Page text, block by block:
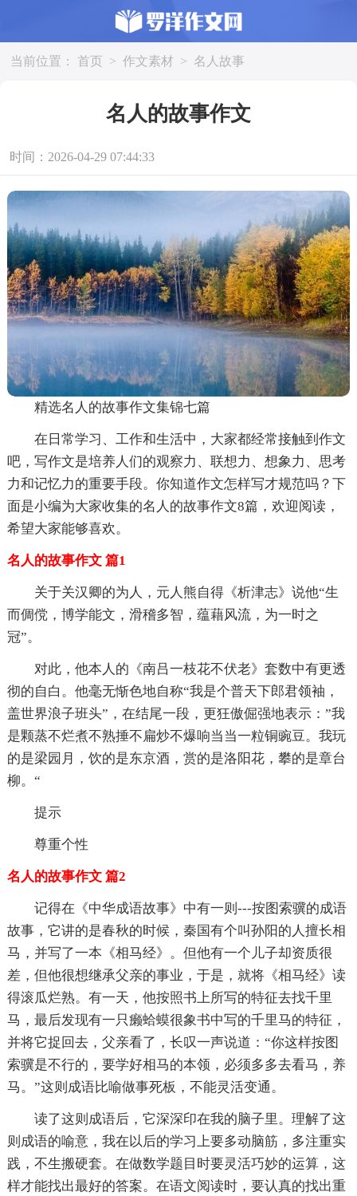
当前位置： 首页 > 作文素材 > 名人故事
名人的故事作文
时间：2026-04-29 07:44:33
精选名人的故事作文集锦七篇
在日常学习、工作和生活中，大家都经常接触到作文
吧，写作文是培养人们的观察力、联想力、想象力、思考
力和记忆力的重要手段。你知道作文怎样写才规范吗？下
面是小编为大家收集的名人的故事作文8篇，欢迎阅读，
希望大家能够喜欢。
名人的故事作文 篇1
关于关汉卿的为人，元人熊自得《析津志》说他“生
而倜傥，博学能文，滑稽多智，蕴藉风流，为一时之
冠”。
对此，他本人的《南吕一枝花不伏老》套数中有更透
彻的自白。他毫无惭色地自称“我是个普天下郎君领袖，
盖世界浪子班头”，在结尾一段，更狂傲倔强地表示：”我
是颗蒸不烂煮不熟捶不扁炒不爆响当当一粒铜豌豆。我玩
的是梁园月，饮的是东京酒，赏的是洛阳花，攀的是章台
柳。“
提示
尊重个性
名人的故事作文 篇2
记得在《中华成语故事》中有一则---按图索骥的成语
故事，它讲的是春秋的时候，秦国有个叫孙阳的人擅长相
马，并写了一本《相马经》。但他有一个儿子却资质很
差，但他很想继承父亲的事业，于是，就将《相马经》读
得滚瓜烂熟。有一天，他按照书上所写的特征去找千里
马，最后发现有一只癞蛤蟆很象书中写的千里马的特征，
并将它捉回去，父亲看了，长叹一声说道：“你这样按图
索骥是不行的，要学好相马的本领，必须多多去看马，养
马。”这则成语比喻做事死板，不能灵活变通。
读了这则成语后，它深深印在我的脑子里。理解了这
则成语的喻意，我在以后的学习上要多动脑筋，多注重实
践，不生搬硬套。在做数学题目时要灵活巧妙的运算，这
样才能找出最好的答案。在语文阅读时，要认真的找出重